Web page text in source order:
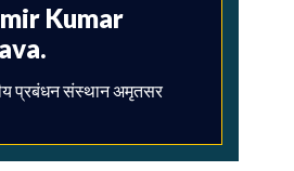
Kumar
प्रबंधन संस्थान अमृतसर